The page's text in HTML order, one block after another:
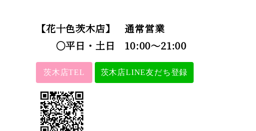
【花十色茨木店】 通常営業
○平日・土日 10:00～21:00
茨木店TEL 茨木店LINE友だち登録